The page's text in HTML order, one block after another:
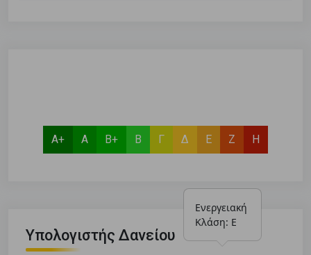
Α+ Α Β+ Β Γ Δ Ε
Ενεργειακή
Κλάση: Ε
Ζ Η
Υπολογιστής Δανείου